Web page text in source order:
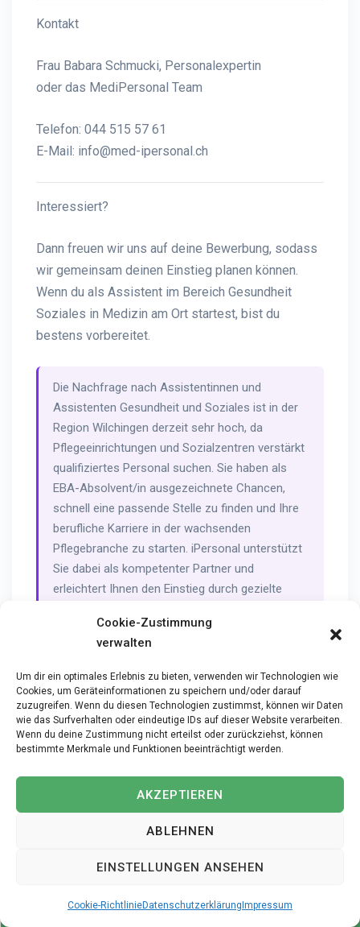
Cookie-Zustimmung
verwalten
Um dir ein optimales Erlebnis zu bieten, verwenden wir Technologien wie
Cookies, um Geräteinformationen zu speichern und/oder darauf
zuzugreifen. Wenn du diesen Technologien zustimmst, können wir Daten
wie das Surfverhalten oder eindeutige IDs auf dieser Website verarbeiten.
Wenn du deine Zustimmung nicht erteilst oder zurückziehst, können
bestimmte Merkmale und Funktionen beeinträchtigt werden.
AKZEPTIEREN
ABLEHNEN
EINSTELLUNGEN ANSEHEN
Cookie-RichtlinieDatenschutzerklärung Impressum
Kontakt
Frau Babara Schmucki, Personalexpertin
oder das MediPersonal Team
Telefon: 044 515 57 61
E-Mail: info@med-ipersonal.ch
Interessiert?
Dann freuen wir uns auf deine Bewerbung, sodass
wir gemeinsam deinen Einstieg planen können.
Wenn du als Assistent im Bereich Gesundheit
Soziales in Medizin am Ort startest, bist du
bestens vorbereitet.
Die Nachfrage nach Assistentinnen und
Assistenten Gesundheit und Soziales ist in der
Region Wilchingen derzeit sehr hoch, da
Pflegeeinrichtungen und Sozialzentren verstärkt
qualifiziertes Personal suchen. Sie haben als
EBA-Absolvent/in ausgezeichnete Chancen,
schnell eine passende Stelle zu finden und Ihre
berufliche Karriere in der wachsenden
Pflegebranche zu starten. iPersonal unterstützt
Sie dabei als kompetenter Partner und
erleichtert Ihnen den Einstieg durch gezielte
Region, umfassende Beratung und eine
individuelle Betreuung während des gesamten
Bewerbungsprozesses.
Dipl. Pflegefachfrau /
Pflegefachmann FH (Bachelor
of Science in Pflege) 80-100% in
Wilchingen gesucht – Deine
Expertise für die Pflege von